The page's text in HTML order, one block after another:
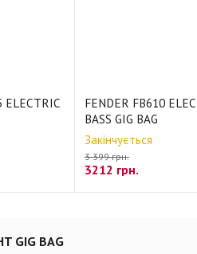
ELECTRIC
FENDER FB610
BASS GIG BAG
Закінчується
3 399 грн.
3212 грн.
GIG BAG